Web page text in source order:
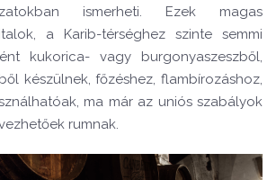
ismerheti. Ezek magas
a Karib-térséghez szinte semmi
kukorica- vagy burgonyaszeszből,
készülnek, főzéshez, flambírozáshoz,
ma már az uniós szabályok
rumnak.